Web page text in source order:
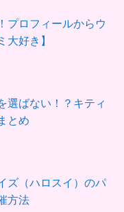
プロフィールからウ
大好き】
選ばない！？キティ
とめ
ズ（ハロスイ）のパ
方法